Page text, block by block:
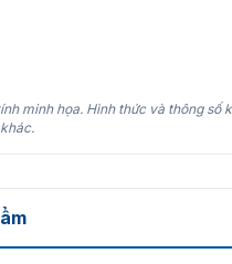
minh họa. Hình thức và thông số